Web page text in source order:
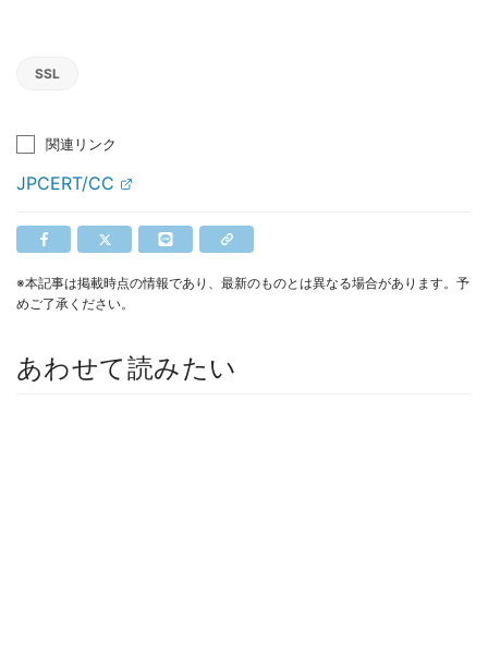
SSL
関連リンク
JPCERT/CC
※本記事は掲載時点の情報であり、最新のものとは異なる場合があります。予
めご了承ください。
あわせて読みたい